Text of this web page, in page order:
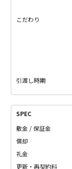
こだわり
引渡し時期
SPEC
敷金 / 保証金
償却
礼金
更新・再契約料